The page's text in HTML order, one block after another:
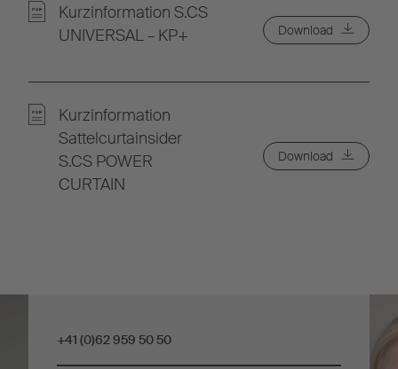
Kurzinformation S.CS
UNIVERSAL – KP+
Download
Kurzinformation
Sattelcurtainsider
S.CS POWER
CURTAIN
Download
+41 (0)62 959 50 50